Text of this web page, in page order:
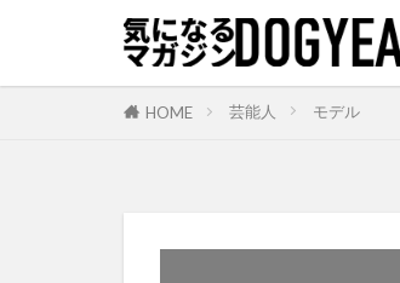
HOME 芸能人 モデル